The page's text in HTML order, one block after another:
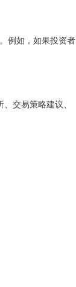
例如，如果投资者
交易策略建议、